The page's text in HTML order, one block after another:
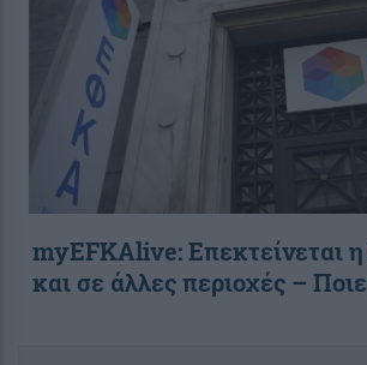
myEFKAlive: Επεκτείνεται η
και σε άλλες περιοχές –